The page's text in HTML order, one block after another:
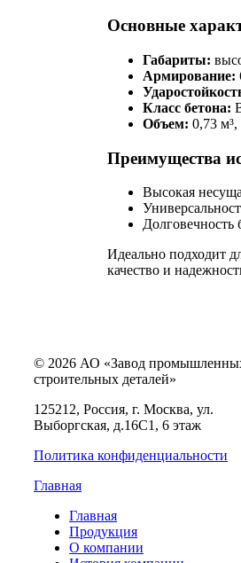
Основные
Габариты:
Армирование:
Класс бетона:
Объем: 0,73 м³,
Преимущества
Высокая
Долговечность
Идеально подходит
качество и
© 2026 АО «Завод
строительных деталей»
125212, Россия, г. Москва, ул.
Выборгская, д.16С1, 6 этаж
Политика конфиденциальности
Главная
Главная
Продукция
О компании